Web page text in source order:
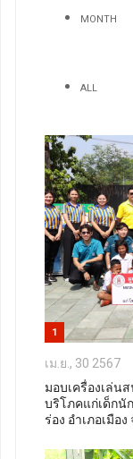
MONTH
ALL
1
เม.ย., 30 2567
มอบเครื่องเล่
บริโภคแก่เด็กนั
ร่อง อำเภอเมือ